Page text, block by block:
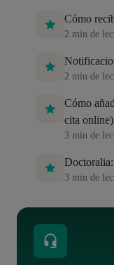
Cómo
2 min de
2 min de
Cómo
cita online)
3 min de
3 min de